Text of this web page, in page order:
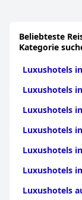
Beliebteste
Kategorie
Luxushotels
Luxushotels
Luxushotels
Luxushotels
Luxushotels
Luxushotels
Luxushotels